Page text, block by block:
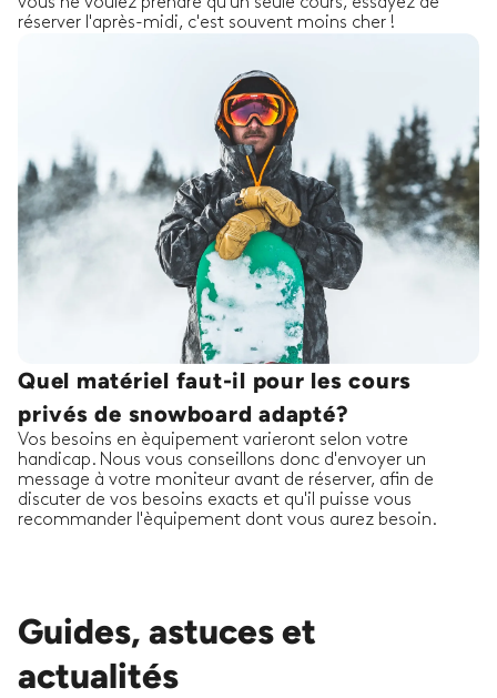
réserver l'après-midi, c'est souvent moins cher !
Quel matériel faut-il pour les cours
privés de snowboard adapté?
Vos besoins en èquipement varieront selon votre
handicap. Nous vous conseillons donc d'envoyer un
message à votre moniteur avant de réserver, afin de
discuter de vos besoins exacts et qu'il puisse vous
recommander l'èquipement dont vous aurez besoin.
Guides, astuces et
actualités